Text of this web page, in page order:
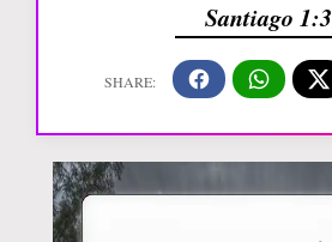
Santiago 1:3